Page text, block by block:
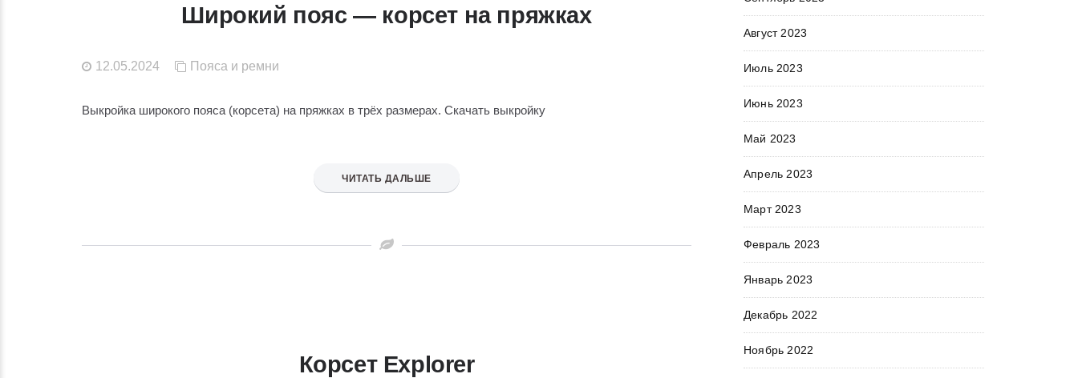
Широкий пояс — корсет на пряжках
12.05.2024 Пояса и ремни
Выкройка широкого пояса (корсета) на пряжках в трёх размерах. Скачать выкройку
ЧИТАТЬ ДАЛЬШЕ
Корсет Explorer
Август 2023
Июль 2023
Июнь 2023
Май 2023
Апрель 2023
Март 2023
Февраль 2023
Январь 2023
Декабрь 2022
Ноябрь 2022